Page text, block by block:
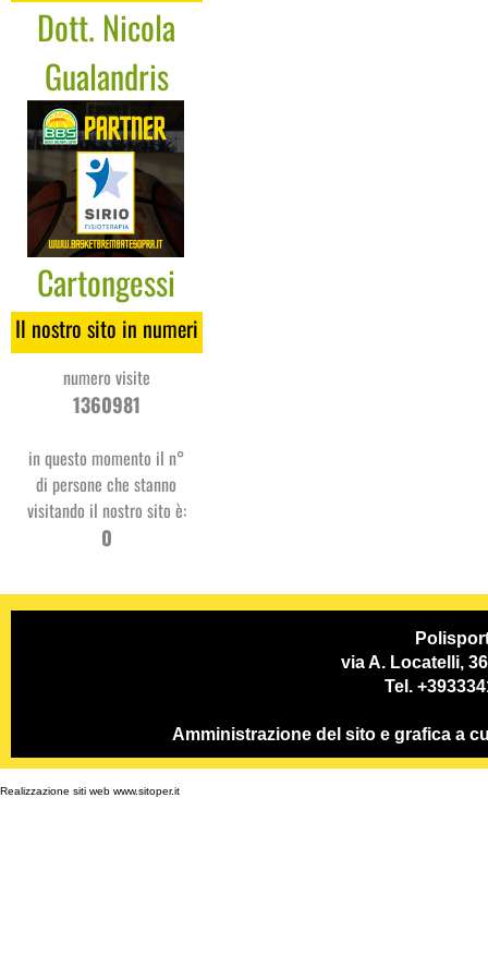
Dott. Nicola
Gualandris
Cartongessi
Coges
Studio
Dentistico
Il nostro sito in numeri
numero visite
1360981
in questo momento il n°
di persone che stanno
visitando il nostro sito è:
0
via A. Locatelli,
Tel.
Amministrazione del sito e grafica a
Realizzazione siti web www.sitoper.it